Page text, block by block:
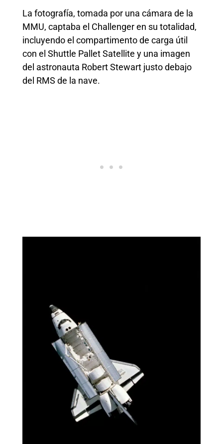
La fotografía, tomada por una cámara de la
MMU, captaba el Challenger en su totalidad,
incluyendo el compartimento de carga útil
con el Shuttle Pallet Satellite y una imagen
del astronauta Robert Stewart justo debajo
del RMS de la nave.